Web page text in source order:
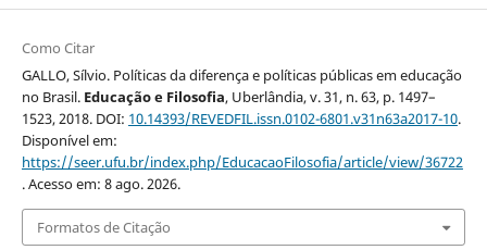
Como Citar
GALLO, Sílvio. Políticas da diferença e políticas públicas em educação
no Brasil. Educação e Filosofia, Uberlândia, v. 31, n. 63, p. 1497–
1523, 2018. DOI: 10.14393/REVEDFIL.issn.0102-6801.v31n63a2017-10.
Disponível em:
https://seer.ufu.br/index.php/EducacaoFilosofia/article/view/36722
. Acesso em: 8 ago. 2026.
Formatos de Citação